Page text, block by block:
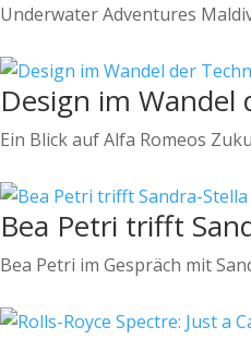
Underwater Adventures
Design im Wandel
Ein Blick auf Alfa Romeos
Bea Petri trifft
Bea Petri im Gespräch mit